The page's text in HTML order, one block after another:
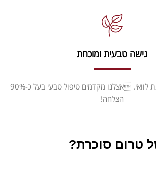
גישה טבעית ומוכחת
לכל תרופה יש תופעת לוואי. אצלנו מקדמים טיפול טבעי בעל כ-90%
הצלחה!
טרום סוכרת?